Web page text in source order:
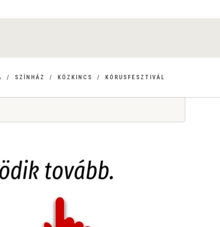
SZÍNHÁZ KÖZKINCS KÓRUSFESZTIVÁL